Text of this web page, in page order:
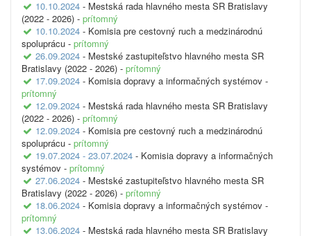
10.10.2024 - Mestská rada hlavného mesta SR Bratislavy
(2022 - 2026) - prítomný
10.10.2024 - Komisia pre cestovný ruch a medzinárodnú
spoluprácu - prítomný
26.09.2024 - Mestské zastupiteľstvo hlavného mesta SR
Bratislavy (2022 - 2026) - prítomný
17.09.2024 - Komisia dopravy a informačných systémov -
prítomný
12.09.2024 - Mestská rada hlavného mesta SR Bratislavy
(2022 - 2026) - prítomný
12.09.2024 - Komisia pre cestovný ruch a medzinárodnú
spoluprácu - prítomný
19.07.2024 - 23.07.2024 - Komisia dopravy a informačných
systémov - prítomný
27.06.2024 - Mestské zastupiteľstvo hlavného mesta SR
Bratislavy (2022 - 2026) - prítomný
18.06.2024 - Komisia dopravy a informačných systémov -
prítomný
13.06.2024 - Mestská rada hlavného mesta SR Bratislavy